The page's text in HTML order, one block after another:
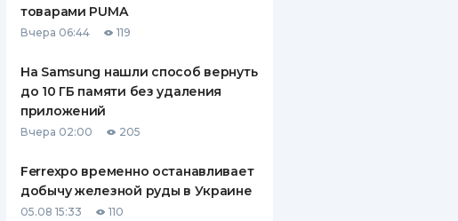
ПУТЕВОДИТЕЛИ ПО
ВСЕ СТРАХОВЫЕ ПОЛИСЫ
СТРАХОВЫЕ КОМПАНИИ
КОМПАНИЯХ
товарами PUMA
Вчера 06:44 119
На Samsung нашли способ вернуть
до 10 ГБ памяти без удаления
приложений
Вчера 02:00 205
Ferrexpo временно останавливает
добычу железной руды в Украине
05.08 15:33 110